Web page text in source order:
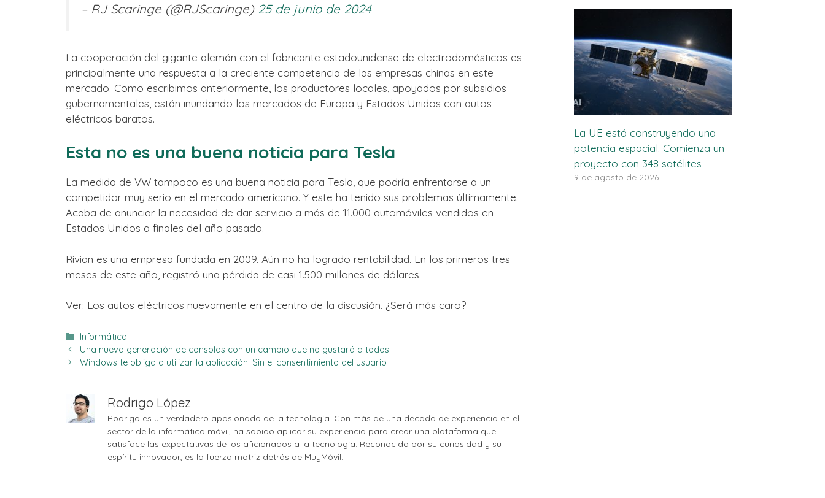
– RJ Scaringe (@RJScaringe) 25 de junio de 2024
La cooperación del gigante alemán con el fabricante estadounidense de electrodomésticos es
principalmente una respuesta a la creciente competencia de las empresas chinas en este
mercado. Como escribimos anteriormente, los productores locales, apoyados por subsidios
gubernamentales, están inundando los mercados de Europa y Estados Unidos con autos
eléctricos baratos.
Esta no es una buena noticia para Tesla
La medida de VW tampoco es una buena noticia para Tesla, que podría enfrentarse a un
competidor muy serio en el mercado americano. Y este ha tenido sus problemas últimamente.
Acaba de anunciar la necesidad de dar servicio a más de 11.000 automóviles vendidos en
Estados Unidos a finales del año pasado.
Rivian es una empresa fundada en 2009. Aún no ha logrado rentabilidad. En los primeros tres
meses de este año, registró una pérdida de casi 1.500 millones de dólares.
Ver: Los autos eléctricos nuevamente en el centro de la discusión. ¿Será más caro?
Categorías
Informática
Una nueva generación de consolas con un cambio que no gustará a todos
Windows te obliga a utilizar la aplicación. Sin el consentimiento del usuario
Rodrigo López
Rodrigo es un verdadero apasionado de la tecnología. Con más de una década de experiencia en el
sector de la informática móvil, ha sabido aplicar su experiencia para crear una plataforma que
satisface las expectativas de los aficionados a la tecnología. Reconocido por su curiosidad y su
espíritu innovador, es la fuerza motriz detrás de MuyMóvil.
La UE está construyendo una
potencia espacial. Comienza un
proyecto con 348 satélites
9 de agosto de 2026